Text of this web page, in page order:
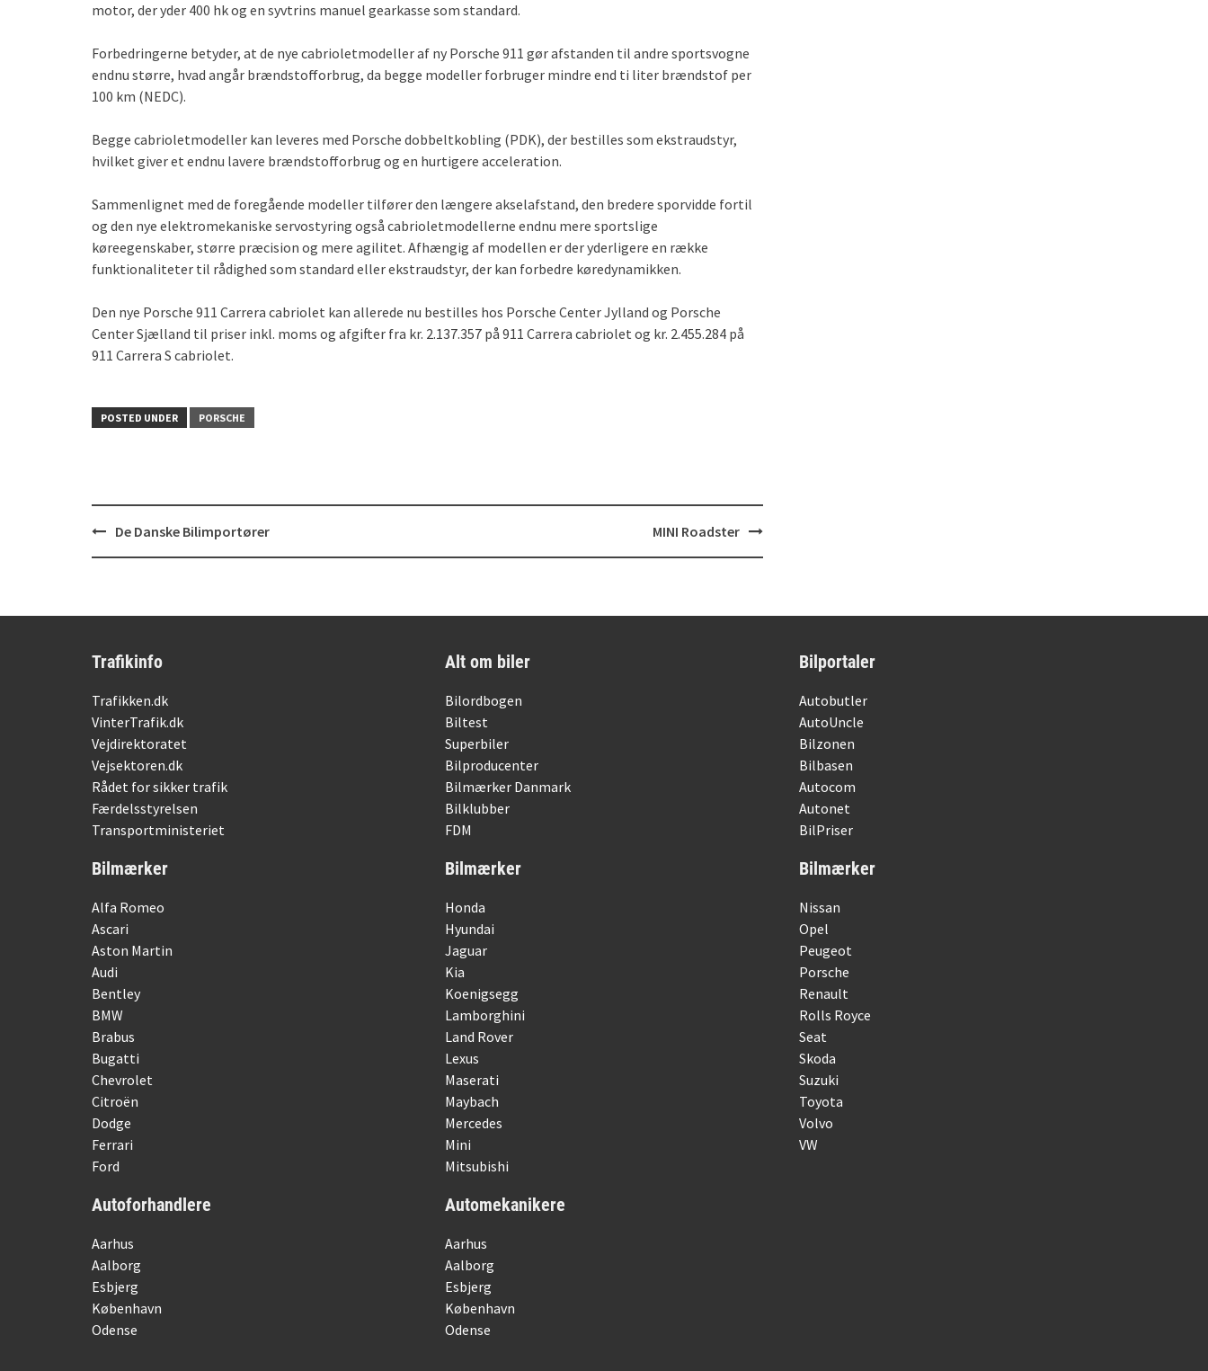
motor, der yder 400 hk og en syvtrins manuel gearkasse som standard.
Forbedringerne betyder, at de nye cabrioletmodeller af ny Porsche 911 gør afstanden til andre sportsvogne
endnu større, hvad angår brændstofforbrug, da begge modeller forbruger mindre end ti liter brændstof per
100 km (NEDC).
Begge cabrioletmodeller kan leveres med Porsche dobbeltkobling (PDK), der bestilles som ekstraudstyr,
hvilket giver et endnu lavere brændstofforbrug og en hurtigere acceleration.
Sammenlignet med de foregående modeller tilfører den længere akselafstand, den bredere sporvidde fortil
og den nye elektromekaniske servostyring også cabrioletmodellerne endnu mere sportslige
køreegenskaber, større præcision og mere agilitet. Afhængig af modellen er der yderligere en række
funktionaliteter til rådighed som standard eller ekstraudstyr, der kan forbedre køredynamikken.
Den nye Porsche 911 Carrera cabriolet kan allerede nu bestilles hos Porsche Center Jylland og Porsche
Center Sjælland til priser inkl. moms og afgifter fra kr. 2.137.357 på 911 Carrera cabriolet og kr. 2.455.284 på
911 Carrera S cabriolet.
POSTED UNDER PORSCHE
PostDe Danske Bilimportører MINI Roadster
Trafikinfo
Trafikken.dk
VinterTrafik.dk
Vejdirektoratet
Vejsektoren.dk
Rådet for sikker trafik
Færdelsstyrelsen
Transportministeriet
Bilmærker
Alfa Romeo
Ascari
Aston Martin
Audi
Bentley
BMW
Brabus
Bugatti
Chevrolet
Citroën
Dodge
Ferrari
Ford
Autoforhandlere
Aarhus
Aalborg
Esbjerg
København
Odense
Alt om biler
Bilordbogen
Biltest
Superbiler
Bilproducenter
Bilmærker Danmark
Bilklubber
FDM
Bilmærker
Honda
Hyundai
Jaguar
Kia
Koenigsegg
Lamborghini
Land Rover
Lexus
Maserati
Maybach
Mercedes
Mini
Mitsubishi
Automekanikere
Aarhus
Aalborg
Esbjerg
København
Odense
Bilportaler
Autobutler
AutoUncle
Bilzonen
Bilbasen
Autocom
Autonet
BilPriser
Bilmærker
Nissan
Opel
Peugeot
Porsche
Renault
Rolls Royce
Seat
Skoda
Suzuki
Toyota
Volvo
VW